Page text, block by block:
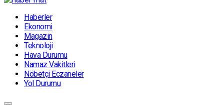
Haberler
Ekonomi
Magazin
Teknoloji
Hava Durumu
Namaz Vakitleri
Nöbetçi Eczaneler
Yol Durumu